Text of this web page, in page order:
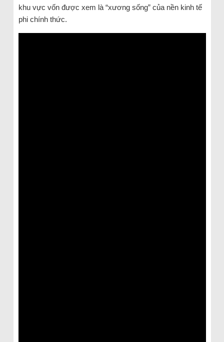
khu vực vốn được xem là “xương sống” của nền kinh tế
phi chính thức.